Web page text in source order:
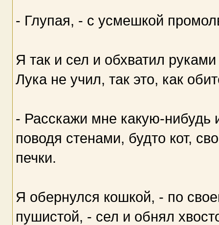
- Глупая, - с усмешкой
Я так и сел и обхватил
Лука не учил, так это, как
- Расскажи мне какую-нибудь
поводя стенами, будто кот,
печки.
Я обернулся кошкой, - по
пушистой, - сел и обнял